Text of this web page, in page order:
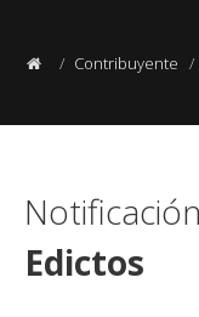
Contribuyente
Edictos